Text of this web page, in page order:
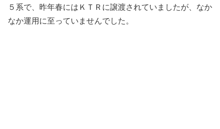
５系で、昨年春にはＫＴＲに譲渡されていましたが、なか
なか運用に至っていませんでした。